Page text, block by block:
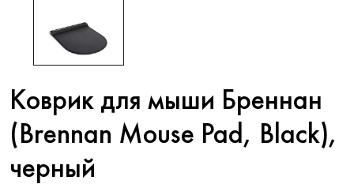
Коврик для мыши Бреннан
(Brennan Mouse Pad, Black),
черный